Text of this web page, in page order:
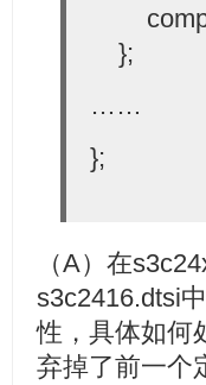
};
……
};
（A）在
s3c2416.dtsi
性，具体如何
弃掉了前一个